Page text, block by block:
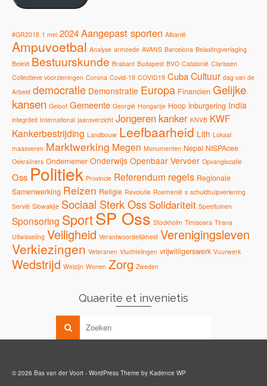
#GR2018 1 mei 2024Aangepast sporten Albanië
Ampuvoetbal Analyse armoede AVANS Barcelona Belastingverlaging
Beleid Bestuurskunde Brabant Budapest BVO Catalonië Clarissen
Collectieve voorzieningen Corona Covid-19 COVID19 CubaCultuur dag van de
Arbeid democratie Demonstratie Europa Financien Gelijke
kansen Geloof Gemeente Georgië Hongarije Hoop Inburgering India
integriteit International jaaroverzicht Jongeren kanker KNVB KWF
Kankerbestrijding Landbouw Leefbaarheid Lith Lokaal
maasveren Marktwerking Megen Monumenten Nepal NISPAcee
Oekraïners Ondernemer Onderwijs Openbaar Vervoer Opvanglocatie
Oss Politiek Provincie Referendum regels Regionale
Samenwerking Reizen Religie Revolutie Roemenië s schuldhulpverlening
Servië Slowakije Sociaal Sterk Oss Solidariteit Speeltuinen
Sponsoring SportSP Oss Stockholm Timisoara Tirana
Uitwisseling Veiligheid Verantwoordelijkheid Verenigingsleven
Verkiezingen Veteranen Vluchtelingen vrijwilligerswerk Vuurwerk
Wedstrijd Welzijn Wonen Zorg Zweden
Quaerite et invenietis
© 2026 Bas van der Voort - WordPress Theme by Kadence WP